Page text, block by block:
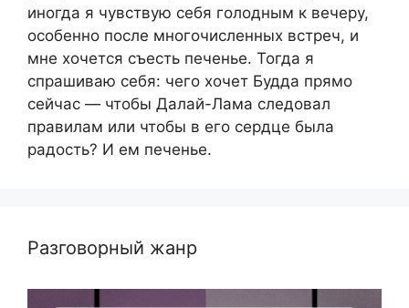
иногда я чувствую себя голодным к вечеру,
особенно после многочисленных встреч, и
мне хочется съесть печенье. Тогда я
спрашиваю себя: чего хочет Будда прямо
сейчас — чтобы Далай-Лама следовал
правилам или чтобы в его сердце была
радость? И ем печенье.
Разговорный жанр